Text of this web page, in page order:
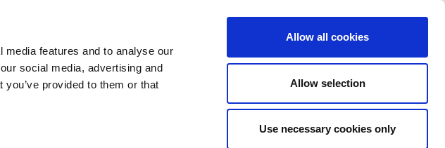
features and to analyse our
social media, advertising and
provided to them or that
Allow all cookies
Allow selection
Use necessary cookies only
USŁUGI FIRMA WIĘCEJ